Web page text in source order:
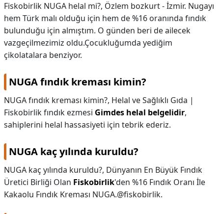
Fiskobirlik NUGA helal mi?, Özlem bozkurt - İzmir. Nugayı
hem Türk malı olduğu için hem de %16 oranında fındık
bulunduğu için almıştım. O günden beri de ailecek
vazgeçilmezimiz oldu.Çocukluğumda yediğim
çikolatalara benziyor.
NUGA fındık kreması kimin?
NUGA fındık kreması kimin?, Helal ve Sağlıklı Gıda |
Fiskobirlik fındık ezmesi Gimdes helal belgelidir,
sahiplerini helal hassasiyeti için tebrik ederiz.
NUGA kaç yılında kuruldu?
NUGA kaç yılında kuruldu?, Dünyanın En Büyük Fındık
Üretici Birliği Olan Fiskobirlik'den %16 Fındık Oranı İle
Kakaolu Fındık Kreması NUGA.@fiskobirlik.